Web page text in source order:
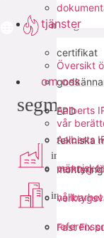
certifikat
EPD
tekniska
tjänster
Översikt
Aalberts
Aalberts
verktyg
Fast Fix
om oss
vår
hållbarhet
naturgas
segment
industri
infra